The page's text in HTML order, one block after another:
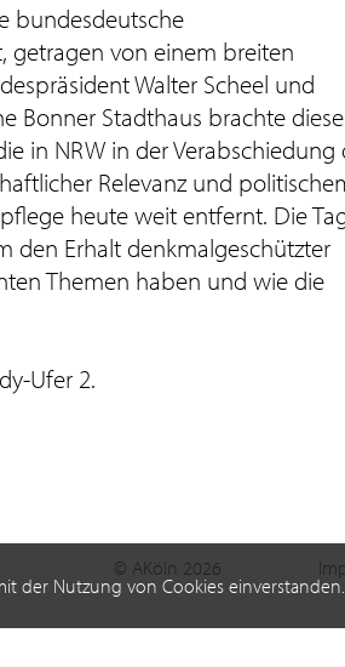
der Nutzung von Cookies einverstanden.
bundesdeutsche
getragen von einem breiten
Walter Scheel und
Bonner Stadthaus brachte
in NRW in der Verabschiedung
Relevanz und
heute weit entfernt. Die
den Erhalt denkmalgeschützter
Themen haben und wie die
Ufer 2.
© AKöln 2026